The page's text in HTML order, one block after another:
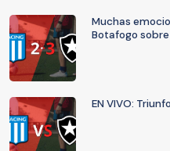
Muchas
Botafogo
EN VIVO: